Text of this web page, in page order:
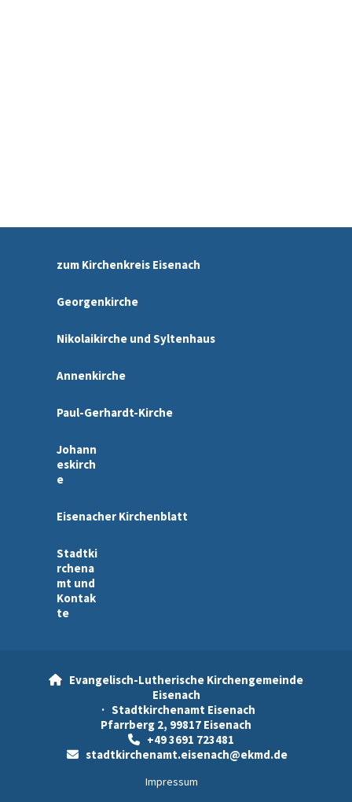
zum Kirchenkreis Eisenach
Georgenkirche
Nikolaikirche und Syltenhaus
Annenkirche
Paul-Gerhardt-Kirche
Johann
eskirch
e
Eisenacher Kirchenblatt
Stadtki
rchena
mt und
Kontak
te

Evangelisch-Lutherische Kirchengemeinde
Eisenach
· Stadtkirchenamt Eisenach
Pfarrberg 2, 99817 Eisenach
+49 3691 723481
 stadtkirchenamt.eisenach@ekmd.de
Impressum